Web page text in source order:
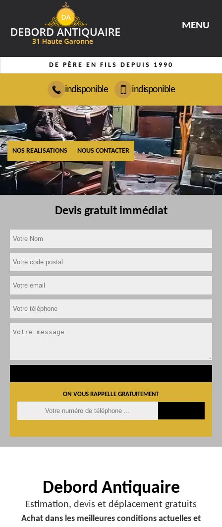
MENU
DE PÈRE EN FILS DEPUIS 1990
indisponible indisponible
NOS REALISATIONS NOUS CONTACTER
Devis gratuit immédiat
ON VOUS RAPPELLE GRATUITEMENT
Debord Antiquaire
Estimation, devis et déplacement gratuits
Achat dans les meilleures conditions actuelles et